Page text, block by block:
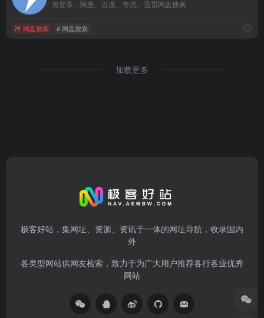
免登录，阿里、百度、夸克、迅雷网盘搜索
网盘搜索 # 网盘搜索
加载更多
极客好站，集网址、资源、资讯于一体的网址导航，收录国内
外
各类型网站供网友检索，致力于为广大用户推荐各行各业优秀
网站